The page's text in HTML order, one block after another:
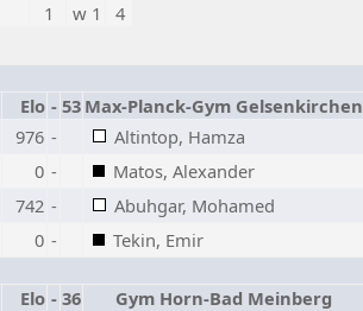
1 w 1 4
Elo - 53 Max-Planck-Gym Gelsenkirchen
976 - Altintop, Hamza
0 - Matos, Alexander
742 - Abuhgar, Mohamed
0 - Tekin, Emir
Elo - 36 Gym Horn-Bad Meinberg